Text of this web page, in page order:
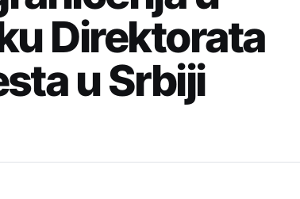
Direktorata
u Srbiji